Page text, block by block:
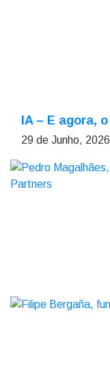
IA – E agora,
29 de Junho, 2026